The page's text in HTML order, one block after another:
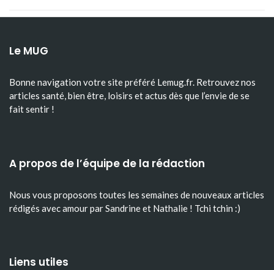
Le MUG
Bonne navigation votre site préféré Lemug.fr. Retrouvez nos
articles santé, bien être, loisirs et actus dès que l’envie de se
fait sentir !
A propos de l’équipe de la rédaction
Nous vous proposons toutes les semaines de nouveaux articles
rédigés avec amour par Sandrine et Nathalie ! Tchi tchin :)
Liens utiles